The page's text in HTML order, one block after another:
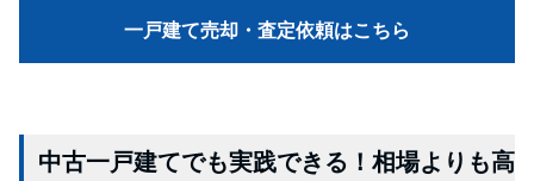
一戸建て売却・査定依頼はこちら
中古一戸建てでも実践できる！相場よりも高